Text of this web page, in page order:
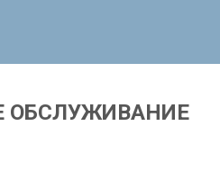
ОБСЛУЖИВАНИЕ